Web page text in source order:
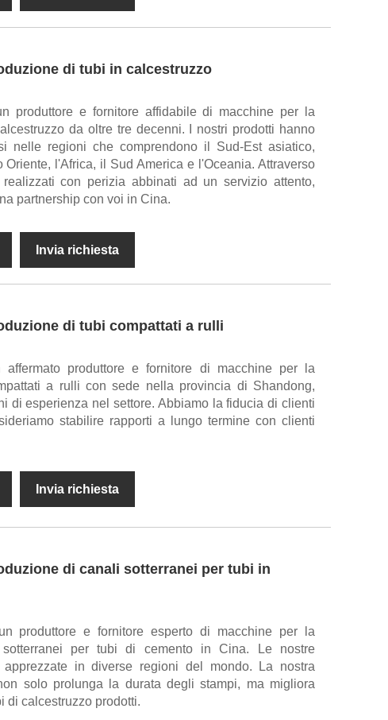
di tubi in calcestruzzo
produttore e fornitore affidabile di macchine per la
da oltre tre decenni. I nostri prodotti hanno
nelle regioni che comprendono il Sud-Est asiatico,
Oriente, l'Africa, il Sud America e l'Oceania. Attraverso
con perizia abbinati ad un servizio attento,
partnership con voi in Cina.
Invia richiesta
di tubi compattati a rulli
affermato produttore e fornitore di macchine per la
a rulli con sede nella provincia di Shandong,
di esperienza nel settore. Abbiamo la fiducia di clienti
stabilire rapporti a lungo termine con clienti
Invia richiesta
di canali sotterranei per tubi in
produttore e fornitore esperto di macchine per la
per tubi di cemento in Cina. Le nostre
apprezzate in diverse regioni del mondo. La nostra
solo prolunga la durata degli stampi, ma migliora
di calcestruzzo prodotti.